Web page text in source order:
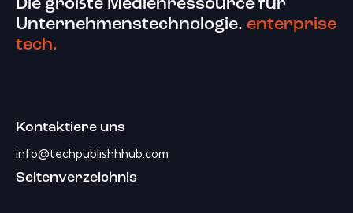
Die größte Medienressource für
Unternehmenstechnologie. enterprise
tech.
Kontaktiere uns
info@techpublishhhub.com
Seitenverzeichnis